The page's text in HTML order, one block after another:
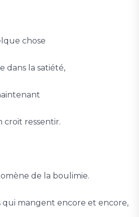
chose
dans la satiété,
croit ressentir.
de la boulimie.
qui mangent encore et encore,